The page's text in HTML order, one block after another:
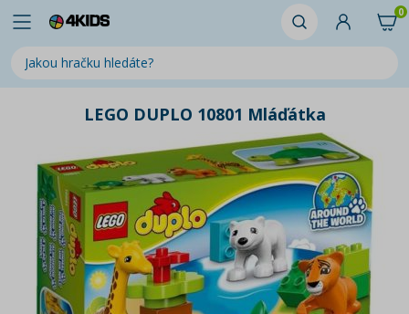
0
LEGO DUPLO 10801 Mláďátka